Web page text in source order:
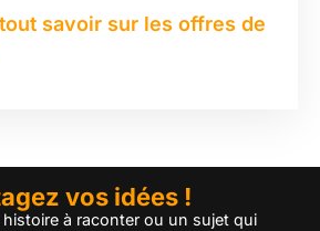
savoir sur les offres de
vos idées !
à raconter ou un sujet qui